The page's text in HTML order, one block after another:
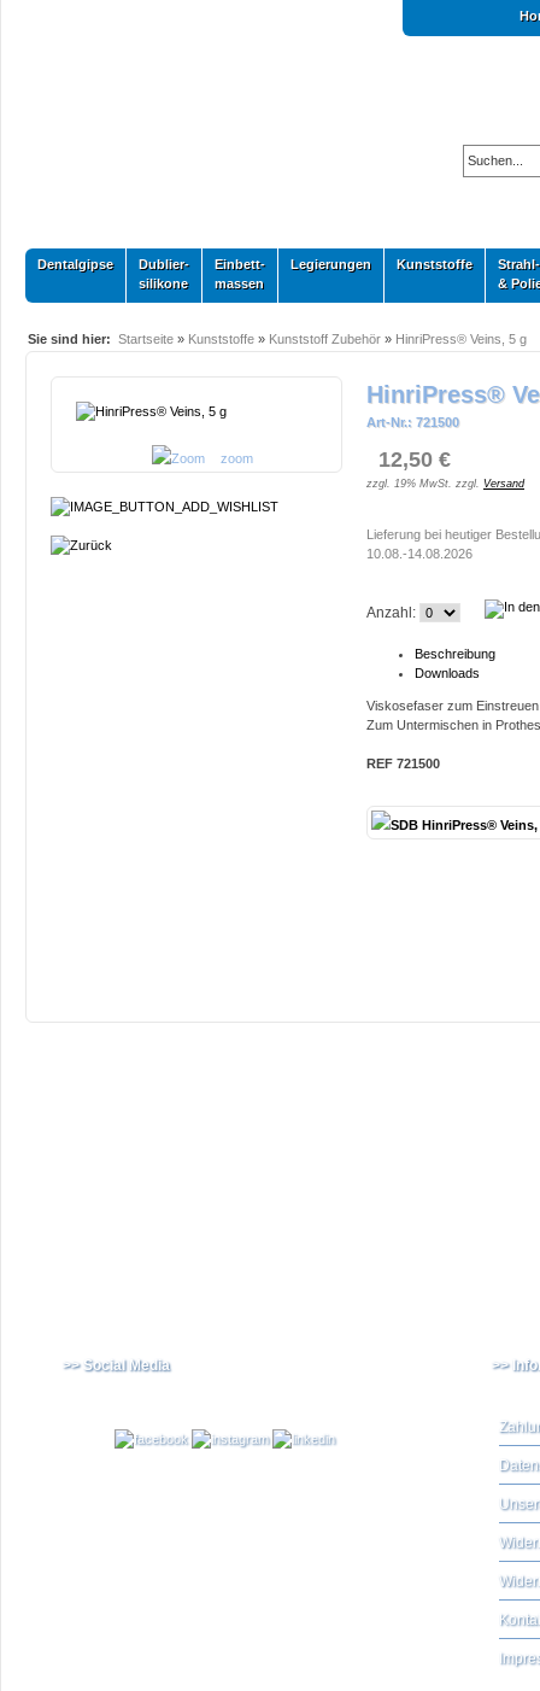
Dentalgipse
Dublier-
silikone
Einbett-
massen
Legierungen Kunststoffe
Strahl-
&
Sie sind hier: Startseite » Kunststoffe » Kunststoff Zubehör » HinriPress® Veins, 5 g
zoom
HinriPress®
Art-Nr.: 721500
12,50 €
zzgl. 19% MwSt. zzgl. Versand
Lieferung bei heutiger
10.08.-14.08.2026
Anzahl:
Beschreibung
Downloads
Viskosefaser zum
Zum Untermischen in
REF 721500
SDB HinriPress® Veins,
>> Social Media >>